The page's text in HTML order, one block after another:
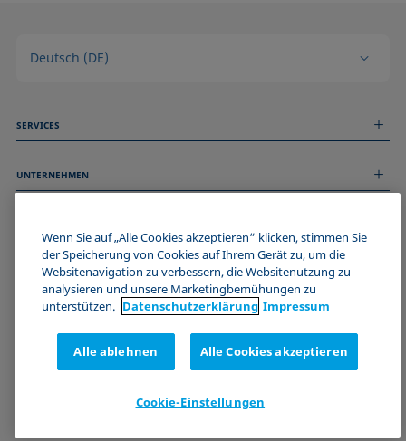
Deutsch (DE)
SERVICES
Technischer Service
UNTERNEHMEN
Stellenangebote
Events
Impressum
Datenschutzerklärung
Cookie-Richtlinie
Zertifizierungen (ISO 9001)
Newsletter-Anmeldung
WERDE TEIL DER KRÜSS COMMUNITY
Wenn Sie auf „Alle Cookies akzeptieren“ klicken, stimmen Sie
der Speicherung von Cookies auf Ihrem Gerät zu, um die
Websitenavigation zu verbessern, die Websitenutzung zu
analysieren und unsere Marketingbemühungen zu
unterstützen. Datenschutz­erklärung Impressum
Alle ablehnen Alle Cookies akzeptieren
Cookie-Einstellungen